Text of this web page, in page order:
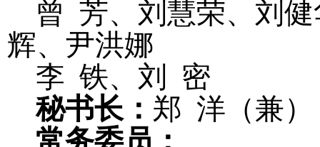
曾 芳、刘慧荣、刘
辉、尹洪娜
李 铁、刘
密
秘书长： 郑 洋（兼）